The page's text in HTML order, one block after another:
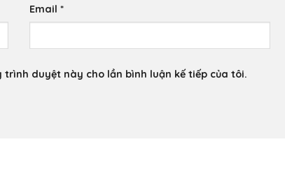
Email*
duyệt này cho lần bình luận kế tiếp của tôi.